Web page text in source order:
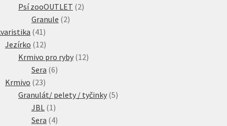
produkty
Psí zooOUTLET 22
Granule 22
4141
produktů
Jezírko 1212
produktů
Krmivo pro ryby 1212
Sera 66
Krmivo 2323
produktů
Granulát/ pelety / tyčinky 55
JBL 11
produkt
Sera 44